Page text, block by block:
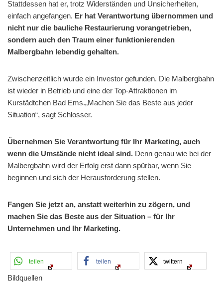
Stattdessen hat er, trotz Widerständen und Unsicherheiten,
einfach angefangen. Er hat Verantwortung übernommen und
nicht nur die bauliche Restaurierung vorangetrieben,
sondern auch den Traum einer funktionierenden
Malbergbahn lebendig gehalten.
Zwischenzeitlich wurde ein Investor gefunden. Die Malbergbahn
ist wieder in Betrieb und eine der Top-Attraktionen im
Kurstädtchen Bad Ems.„Machen Sie das Beste aus jeder
Situation“, sagt Schlosser.
Übernehmen Sie Verantwortung für Ihr Marketing, auch
wenn die Umstände nicht ideal sind. Denn genau wie bei der
Malbergbahn wird der Erfolg erst dann spürbar, wenn Sie
beginnen und sich der Herausforderung stellen.
Fangen Sie jetzt an, anstatt weiterhin zu zögern, und
machen Sie das Beste aus der Situation – für Ihr
Unternehmen und Ihr Marketing.
teilen teilen twittern
Bildquellen